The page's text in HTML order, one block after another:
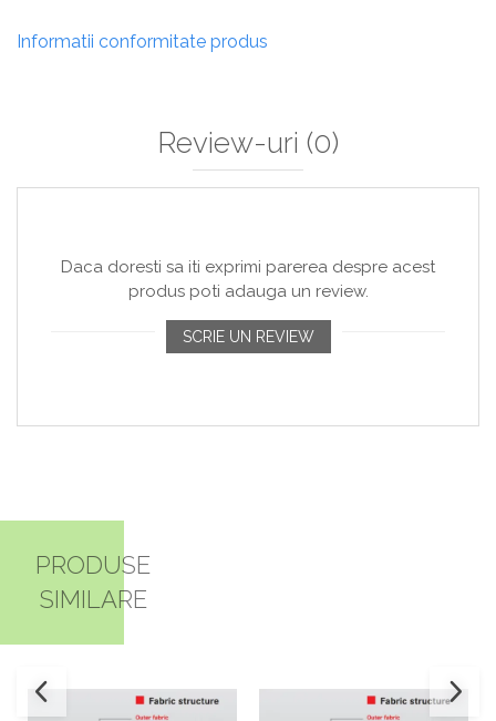
Informatii conformitate produs
Review-uri (0)
Daca doresti sa iti exprimi parerea despre acest
produs poti adauga un review.
SCRIE UN REVIEW
PRODUSE
SIMILARE